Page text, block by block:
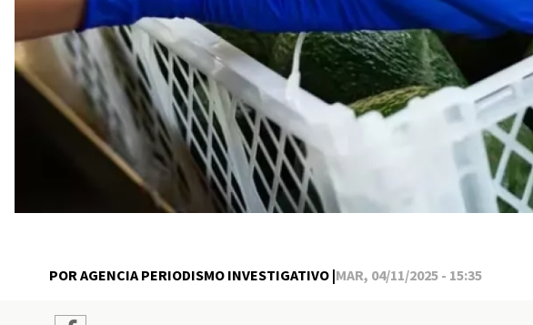
POR AGENCIA PERIODISMO INVESTIGATIVO |MAR, 04/11/2025 - 15:35